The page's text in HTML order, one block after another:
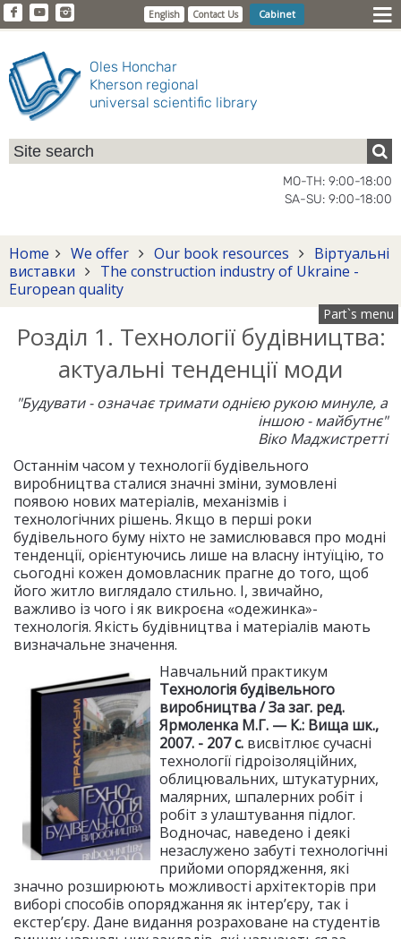
English Contact Us Cabinet
Oles Honchar
Kherson regional
universal scientific library
MO-TH: 9:00-18:00
SA-SU: 9:00-18:00
Home We offer Our book resources
Віртуальні
виставки
The construction industry of Ukraine -
European quality
Part`s menu
Розділ 1. Технології будівництва:
актуальні тенденції моди
"Будувати - означає тримати однією рукою минуле, а
іншою - майбутнє"
Віко Маджистретті
Останнім часом у технології будівельного
виробництва сталися значні зміни, зумовлені
появою нових матеріалів, механізмів і
технологічних рішень. Якщо в перші роки
будівельного буму ніхто не замислювався про модні
тенденції, орієнтуючись лише на власну інтуїцію, то
сьогодні кожен домовласник прагне до того, щоб
його житло виглядало стильно. І, звичайно,
важливо із чого і як викроєна «одежинка»-
технологія. Якість будівництва і матеріалів мають
визначальне значення.
Навчальний практикум
Технологія будівельного
виробництва / За заг. ред.
Ярмоленка М.Г. — К.: Вища шк.,
2007. - 207 с. висвітлює сучасні
технології гідроізоляційних,
облицювальних, штукатурних,
малярних, шпалерних робіт і
робіт з улаштування підлог.
Водночас, наведено і деякі
незаслужено забуті технологічні
прийоми опорядження, які
значно розширюють можливості архітекторів при
виборі способів опоряджання як інтер’єру, так і
екстер’єру. Дане видання розраховане на студентів